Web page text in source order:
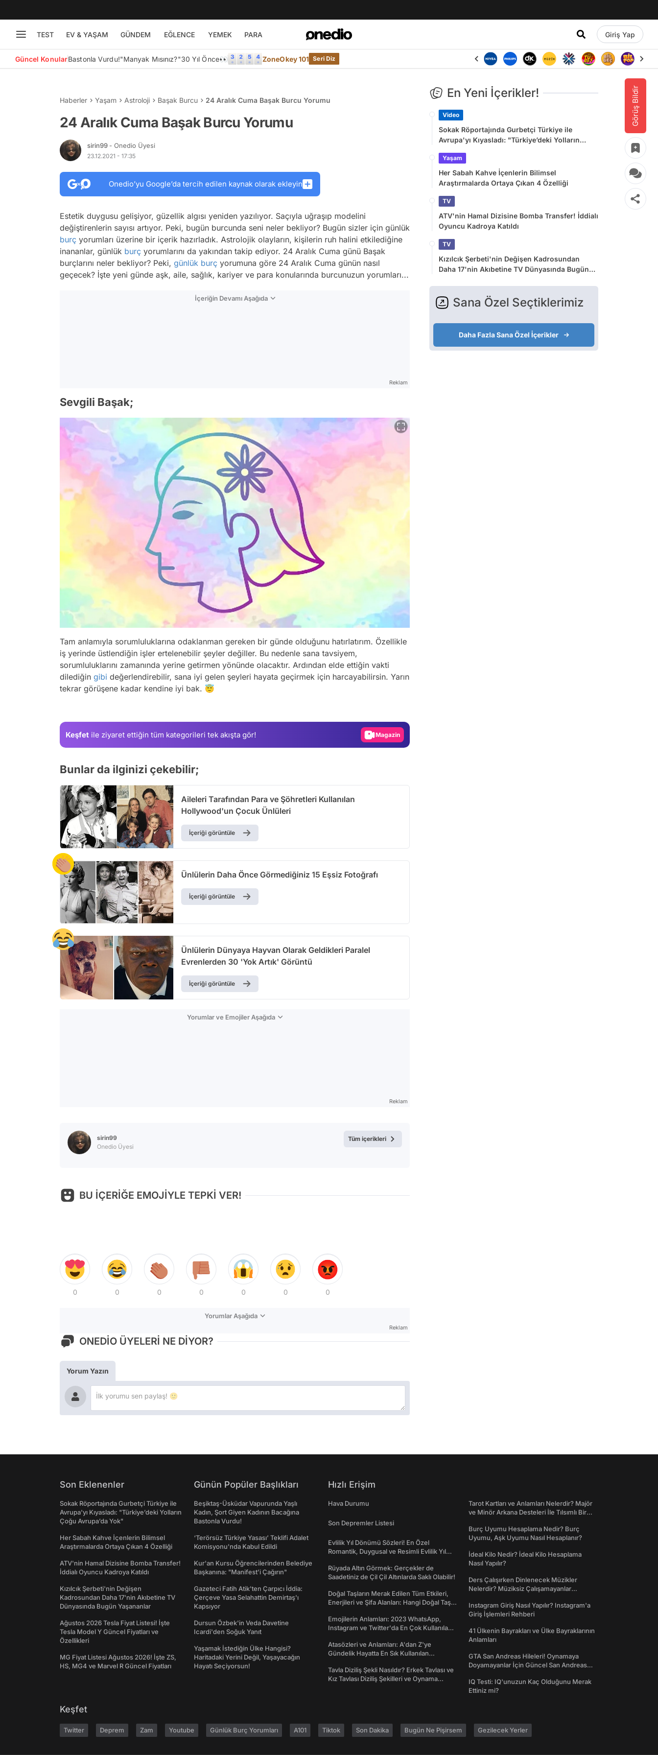
TEST EV & YAŞAM GÜNDEM EĞLENCE YEMEK PARA Giriş Yap
Güncel KonularBastonla Vurdu!"Manyak Mısınız?"30 Yıl Önce👀 ZoneOkey 101 Seri Diz
Görüş Bildir
Haberler Yaşam Astroloji Başak Burcu 24 Aralık Cuma Başak Burcu Yorumu
24 Aralık Cuma Başak Burcu Yorumu
sirin99 - Onedio Üyesi
23.12.2021 - 17:35
Onedio’yu Google’da tercih edilen kaynak olarak ekleyin
Estetik duygusu gelişiyor, güzellik algısı yeniden yazılıyor. Saçıyla uğraşıp modelini
değiştirenlerin sayısı artıyor. Peki, bugün burcunda seni neler bekliyor? Bugün sizler için günlük
burç yorumları üzerine bir içerik hazırladık. Astrolojik olayların, kişilerin ruh halini etkilediğine
inananlar, günlük burç yorumlarını da yakından takip ediyor. 24 Aralık Cuma günü Başak
burçlarını neler bekliyor? Peki, günlük burç yorumuna göre 24 Aralık Cuma günün nasıl
geçecek? İşte yeni günde aşk, aile, sağlık, kariyer ve para konularında burcunuzun yorumları...
İçeriğin Devamı Aşağıda
Reklam
Sevgili Başak;
Tam anlamıyla sorumluluklarına odaklanman gereken bir günde olduğunu hatırlatırım. Özellikle
iş yerinde üstlendiğin işler ertelenebilir şeyler değiller. Bu nedenle sana tavsiyem,
sorumluluklarını zamanında yerine getirmen yönünde olacaktır. Ardından elde ettiğin vakti
dilediğin gibi değerlendirebilir, sana iyi gelen şeyleri hayata geçirmek için harcayabilirsin. Yarın
tekrar görüşene kadar kendine iyi bak. 😇
Keşfet ile ziyaret ettiğin tüm kategorileri tek akışta gör! Magazin
Bunlar da ilginizi çekebilir;
Aileleri Tarafından Para ve Şöhretleri Kullanılan
Hollywood'un Çocuk Ünlüleri
İçeriği görüntüle
Ünlülerin Daha Önce Görmediğiniz 15 Eşsiz Fotoğrafı
İçeriği görüntüle
Ünlülerin Dünyaya Hayvan Olarak Geldikleri Paralel
Evrenlerden 30 'Yok Artık' Görüntü
İçeriği görüntüle
Yorumlar ve Emojiler Aşağıda
Reklam
sirin99
Onedio Üyesi
Tüm içerikleri
BU İÇERİĞE EMOJİYLE TEPKİ VER!
0 0 0 0 0 0 0
Yorumlar Aşağıda
Reklam
ONEDİO ÜYELERİ NE DİYOR?
Yorum Yazın
En Yeni İçerikler!
Video
Sokak Röportajında Gurbetçi Türkiye ile
Avrupa'yı Kıyasladı: "Türkiye’deki Yolların
Yaşam
Her Sabah Kahve İçenlerin Bilimsel
Araştırmalarda Ortaya Çıkan 4 Özelliği
TV
ATV'nin Hamal Dizisine Bomba Transfer! İddialı
Oyuncu Kadroya Katıldı
TV
Kızılcık Şerbeti'nin Değişen Kadrosundan
Daha 17'nin Akıbetine TV Dünyasında Bugün
Sana Özel Seçtiklerimiz
Daha Fazla Sana Özel İçerikler
Son Eklenenler
Sokak Röportajında Gurbetçi Türkiye ile
Avrupa'yı Kıyasladı: "Türkiye’deki Yolların
Çoğu Avrupa’da Yok"
Her Sabah Kahve İçenlerin Bilimsel
Araştırmalarda Ortaya Çıkan 4 Özelliği
ATV'nin Hamal Dizisine Bomba Transfer!
İddialı Oyuncu Kadroya Katıldı
Kızılcık Şerbeti'nin Değişen
Kadrosundan Daha 17'nin Akıbetine TV
Dünyasında Bugün Yaşananlar
Ağustos 2026 Tesla Fiyat Listesi! İşte
Tesla Model Y Güncel Fiyatları ve
Özellikleri
MG Fiyat Listesi Ağustos 2026! İşte ZS,
HS, MG4 ve Marvel R Güncel Fiyatları
Günün Popüler Başlıkları
Beşiktaş-Üsküdar Vapurunda Yaşlı
Kadın, Şort Giyen Kadının Bacağına
Bastonla Vurdu!
‘Terörsüz Türkiye Yasası’ Teklifi Adalet
Komisyonu'nda Kabul Edildi
Kur'an Kursu Öğrencilerinden Belediye
Başkanına: "Manifest’i Çağırın"
Gazeteci Fatih Atik'ten Çarpıcı İddia:
Çerçeve Yasa Selahattin Demirtaş'ı
Kapsıyor
Dursun Özbek'in Veda Davetine
Icardi'den Soğuk Yanıt
Yaşamak İstediğin Ülke Hangisi?
Haritadaki Yerini Değil, Yaşayacağın
Hayatı Seçiyorsun!
Hızlı Erişim
Hava Durumu
Son Depremler Listesi
Evlilik Yıl Dönümü Sözleri! En Özel
Romantik, Duygusal ve Resimli Evlilik Yıl
Rüyada Altın Görmek: Gerçekler de
Saadetiniz de Çil Çil Altınlarda Saklı Olabilir!
Doğal Taşların Merak Edilen Tüm Etkileri,
Enerjileri ve Şifa Alanları: Hangi Doğal Taş
Emojilerin Anlamları: 2023 WhatsApp,
Instagram ve Twitter'da En Çok Kullanılan
Atasözleri ve Anlamları: A'dan Z'ye
Gündelik Hayatta En Sık Kullanılan
Tavla Diziliş Şekli Nasıldır? Erkek Tavlası ve
Kız Tavlası Diziliş Şekilleri ve Oynama
Tarot Kartları ve Anlamları Nelerdir? Majör
ve Minör Arkana Desteleri İle Tılsımlı Bir
Burç Uyumu Hesaplama Nedir? Burç
Uyumu, Aşk Uyumu Nasıl Hesaplanır?
İdeal Kilo Nedir? İdeal Kilo Hesaplama
Nasıl Yapılır?
Ders Çalışırken Dinlenecek Müzikler
Nelerdir? Müziksiz Çalışamayanlar
Instagram Giriş Nasıl Yapılır? Instagram'a
Giriş İşlemleri Rehberi
41 Ülkenin Bayrakları ve Ülke Bayraklarının
Anlamları
GTA San Andreas Hileleri! Oynamaya
Doyamayanlar İçin Güncel San Andreas
IQ Testi: IQ'unuzun Kaç Olduğunu Merak
Ettiniz mi?
Keşfet
Twitter Deprem Zam Youtube Günlük Burç Yorumları A101 Tiktok Son Dakika Bugün Ne Pişirsem Gezilecek Yerler